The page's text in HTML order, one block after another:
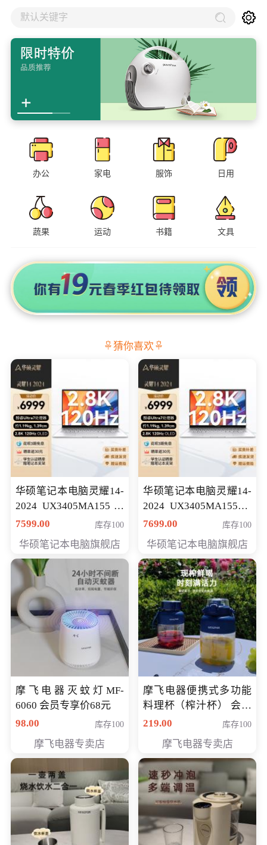
默认关键字
办公 家电 服饰 日用
蔬果 运动 书籍 文具
猜你喜欢
华硕笔记本电脑灵耀14-
2024 UX3405MA155冰
川银 oled 智慧轻薄本 会
7599.00 库存100
华硕笔记本电脑旗舰店
华硕笔记本电脑灵耀14-
2024 UX3405MA155夜
空蓝 oled 智慧轻薄本 会
7699.00 库存100
华硕笔记本电脑旗舰店
摩飞电器灭蚊灯MF-
6060 会员专享价68元
98.00
库存100
摩飞电器专卖店
摩飞电器便携式多功能
料理杯（榨汁杯） 会员
专享价118元
219.00 库存100
摩飞电器专卖店